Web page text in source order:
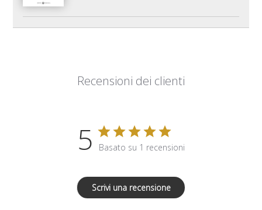
Recensioni dei clienti
5 Basato su 1 recensioni
Scrivi una recensione